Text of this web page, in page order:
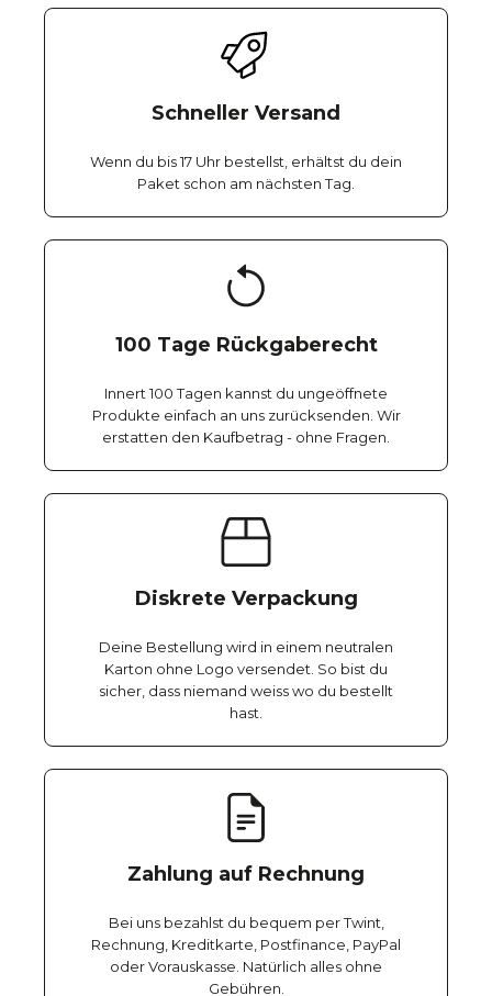
Schneller Versand
Wenn du bis 17 Uhr bestellst, erhältst du dein
Paket schon am nächsten Tag.
100 Tage Rückgaberecht
Innert 100 Tagen kannst du ungeöffnete
Produkte einfach an uns zurücksenden. Wir
erstatten den Kaufbetrag - ohne Fragen.
Diskrete Verpackung
Deine Bestellung wird in einem neutralen
Karton ohne Logo versendet. So bist du
sicher, dass niemand weiss wo du bestellt
hast.
Zahlung auf Rechnung
Bei uns bezahlst du bequem per Twint,
Rechnung, Kreditkarte, Postfinance, PayPal
oder Vorauskasse. Natürlich alles ohne
Gebühren.